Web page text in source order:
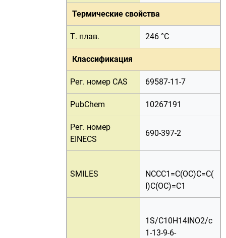
Термические свойства
Т. плав. 246 °C
Классификация
Рег. номер CAS 69587-11-7
PubChem 10267191
Рег. номер
EINECS
690-397-2
SMILES
NCCC1=C(OC)C=C(
I)C(OC)=C1
1S/C10H14INO2/c
1-13-9-6-